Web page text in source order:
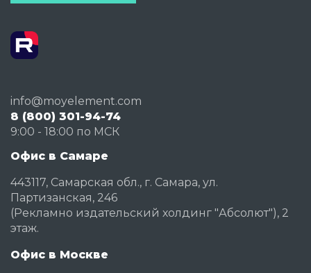
info@moyelement.com
8 (800) 301-94-74
9:00 - 18:00 по МСК
Офис в Самаре
443117, Самарская обл., г. Самара, ул.
Партизанская, 246
(Рекламно издательский холдинг "Абсолют"), 2
этаж.
Офис в Москве